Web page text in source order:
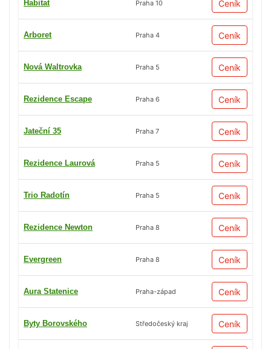
Habitat Praha 10 Ceník
Arboret Praha 4 Ceník
Nová Waltrovka Praha 5 Ceník
Rezidence Escape Praha 6 Ceník
Jateční 35 Praha 7 Ceník
Rezidence Laurová Praha 5 Ceník
Trio Radotín Praha 5 Ceník
Rezidence Newton Praha 8 Ceník
Evergreen Praha 8 Ceník
Aura Statenice Praha-západ Ceník
Byty Borovského Středočeský kraj Ceník